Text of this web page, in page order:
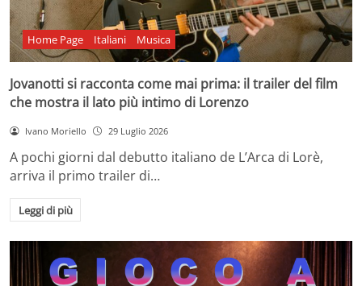
Home Page Italiani Musica
Jovanotti si racconta come mai prima: il trailer del film
che mostra il lato più intimo di Lorenzo
Ivano Moriello 29 Luglio 2026
A pochi giorni dal debutto italiano de L’Arca di Lorè,
arriva il primo trailer di…
Leggi di più